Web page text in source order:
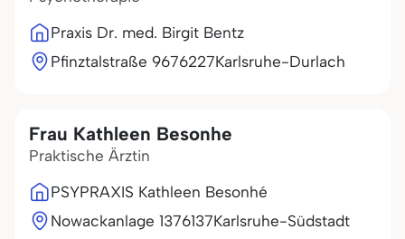
Praxis Dr. med. Birgit Bentz
Pfinztalstraße 9676227Karlsruhe-Durlach
Frau Kathleen Besonhe
Praktische Ärztin
PSYPRAXIS Kathleen Besonhé
Nowackanlage 1376137Karlsruhe-Südstadt